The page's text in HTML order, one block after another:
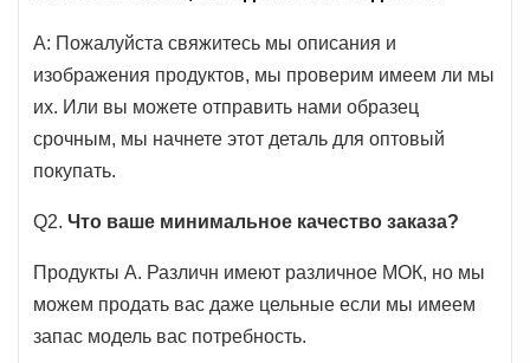
А: Пожалуйста свяжитесь мы описания и
изображения продуктов, мы проверим имеем ли мы
их. Или вы можете отправить нами образец
срочным, мы начнете этот деталь для оптовый
покупать.
Q2. Что ваше минимальное качество заказа?
Продукты А. Различн имеют различное МОК, но мы
можем продать вас даже цельные если мы имеем
запас модель вас потребность.